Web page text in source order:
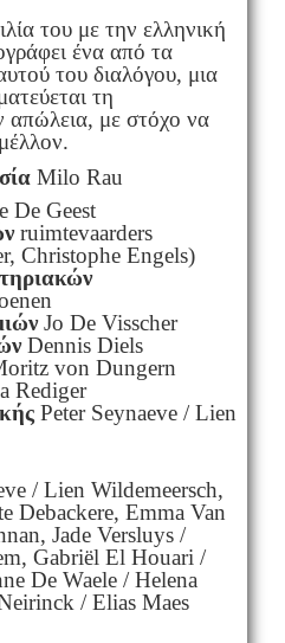
του με την ελληνική
ένα από τα
του διαλόγου, μια
τη
απώλεια, με στόχο να
Milo Rau
De Geest
ruimtevaarders
Christophe Engels)
Jo De Visscher
Dennis Diels
von Dungern
Rediger
Peter Seynaeve / Lien
/ Lien Wildemeersch,
Debackere, Emma Van
Jade Versluys /
Gabriël El Houari /
De Waele / Helena
/ Elias Maes